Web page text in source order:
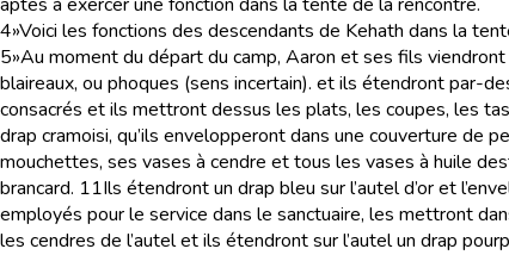
4»Voici les fonctions des descendants de Kehath dans la
5»Au moment du départ du camp, Aaron et ses fils
blaireaux, ou phoques (sens incertain). et ils étendront par-
consacrés et ils mettront dessus les plats, les coupes, les
drap cramoisi, qu’ils envelopperont dans une couverture de
mouchettes, ses vases à cendre et tous les vases à huile
brancard. 11Ils étendront un drap bleu sur l’autel d’or et
employés pour le service dans le sanctuaire, les mettront
les cendres de l’autel et ils étendront sur l’autel un drap